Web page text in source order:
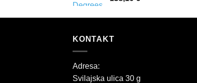
KONTAKT
Adresa:
Svilajska ulica 30 g